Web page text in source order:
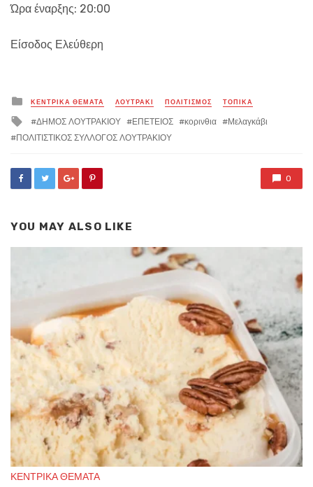
Ώρα έναρξης: 20:00
Είσοδος Ελεύθερη
Posted
in
ΚΕΝΤΡΙΚΑ ΘΕΜΑΤΑ ΛΟΥΤΡΑΚΙ ΠΟΛΙΤΙΣΜΟΣ ΤΟΠΙΚΑ
Tagged
with
ΔΗΜΟΣ ΛΟΥΤΡΑΚΙΟΥ ΕΠΕΤΕΙΟΣ κορινθια
Μελαγκάβι
ΠΟΛΙΤΙΣΤΙΚΟΣ ΣΥΛΛΟΓΟΣ ΛΟΥΤΡΑΚΙΟΥ
0
YOU MAY ALSO LIKE
ΚΕΝΤΡΙΚΑ ΘΕΜΑΤΑ